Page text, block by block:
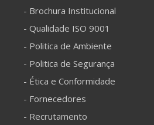
- Brochura Institucional
- Qualidade ISO 9001
- Politica de Ambiente
- Politica de Segurança
- Ética e Conformidade
- Fornecedores
- Recrutamento